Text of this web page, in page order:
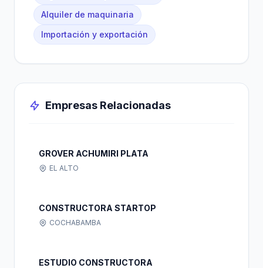
Alquiler de maquinaria
Importación y exportación
Empresas Relacionadas
GROVER ACHUMIRI PLATA
EL ALTO
CONSTRUCTORA STARTOP
COCHABAMBA
ESTUDIO CONSTRUCTORA